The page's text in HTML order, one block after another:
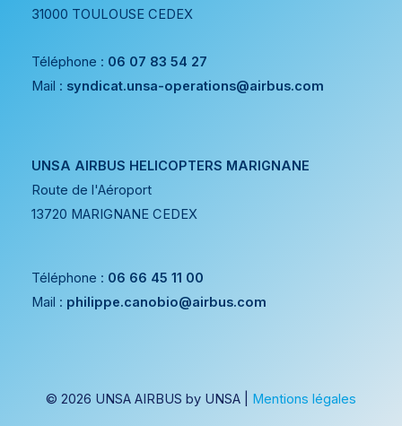
31000 TOULOUSE CEDEX
Téléphone : 06 07 83 54 27
Mail : syndicat.unsa-operations@airbus.com
UNSA AIRBUS HELICOPTERS MARIGNANE
Route de l'Aéroport
13720 MARIGNANE CEDEX
Téléphone : 06 66 45 11 00
Mail : philippe.canobio@airbus.com
© 2026 UNSA AIRBUS by UNSA | Mentions légales